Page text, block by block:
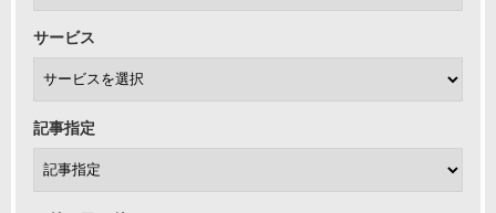
サービス
記事指定